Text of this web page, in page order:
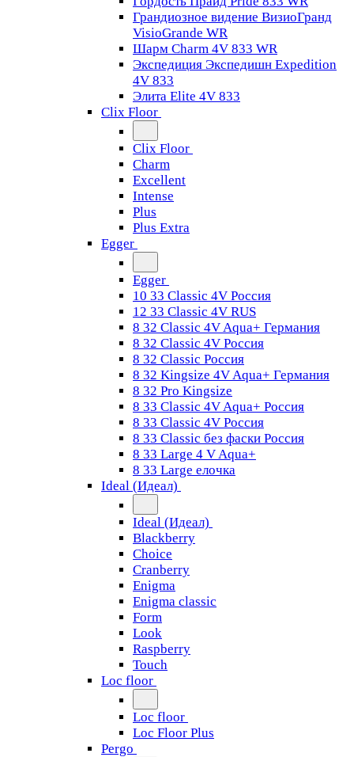
Грандиозное видение ВизиоГранд
VisioGrande WR
Шарм Charm 4V 833 WR
Экспедиция Экспедишн Expedition
4V 833
Элита Elite 4V 833
Clix Floor
Clix Floor
Charm
Excellent
Intense
Plus
Plus Extra
Egger
Egger
10 33 Classic 4V Россия
12 33 Classic 4V RUS
8 32 Classic 4V Aqua+ Германия
8 32 Classic 4V Россия
8 32 Classic Россия
8 32 Kingsize 4V Aqua+ Германия
8 32 Pro Kingsize
8 33 Classic 4V Aqua+ Россия
8 33 Classic 4V Россия
8 33 Classic без фаски Россия
8 33 Large 4 V Aqua+
8 33 Large елочка
Ideal (Идеал)
Ideal (Идеал)
Blackberry
Choice
Cranberry
Enigma
Enigma classic
Form
Look
Raspberry
Touch
Loc floor
Loc floor
Loc Floor Plus
Pergo